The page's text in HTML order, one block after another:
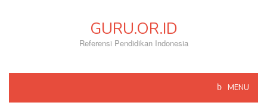
GURU.OR.ID
Referensi Pendidikan Indonesia
MENU